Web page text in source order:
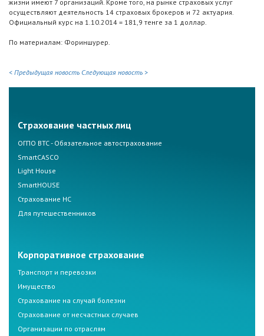
жизни имеют 7 организаций. Кроме того, на рынке страховых услуг
осуществляют деятельность 14 страховых брокеров и 72 актуария.
Официальный курс на 1.10.2014 = 181,9 тенге за 1 доллар.
По материалам: Фориншурер.
< Предыдущая новость Следующая новость >
Страхование частных лиц
ОГПО ВТС - Обязательное автострахование
SmartCASCO
Light House
SmartHOUSE
Страхование НС
Для путешественников
Корпоративное страхование
Транспорт и перевозки
Имущество
Страхование на случай болезни
Страхование от несчастных случаев
Организации по отраслям